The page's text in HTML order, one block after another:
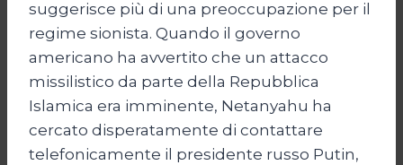
suggerisce più di una preoccupazione per il
regime sionista. Quando il governo
americano ha avvertito che un attacco
missilistico da parte della Repubblica
Islamica era imminente, Netanyahu ha
cercato disperatamente di contattare
telefonicamente il presidente russo Putin,